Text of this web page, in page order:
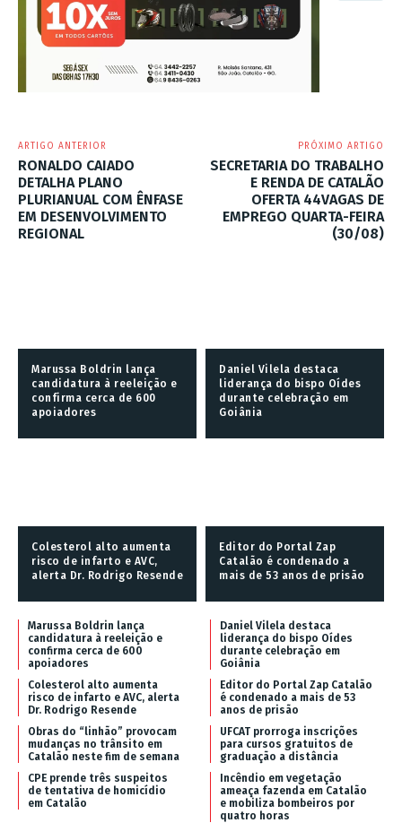
ARTIGO ANTERIOR
RONALDO CAIADO
DETALHA PLANO
PLURIANUAL COM ÊNFASE
EM DESENVOLVIMENTO
REGIONAL
PRÓXIMO ARTIGO
SECRETARIA DO TRABALHO
E RENDA DE CATALÃO
OFERTA 44VAGAS DE
EMPREGO QUARTA-FEIRA
(30/08)
Marussa Boldrin lança
candidatura à reeleição e
confirma cerca de 600
apoiadores
Daniel Vilela destaca
liderança do bispo Oídes
durante celebração em
Goiânia
Colesterol alto aumenta
risco de infarto e AVC,
alerta Dr. Rodrigo Resende
Editor do Portal Zap
Catalão é condenado a
mais de 53 anos de prisão
Marussa Boldrin lança
candidatura à reeleição e
confirma cerca de 600
apoiadores
Daniel Vilela destaca
liderança do bispo Oídes
durante celebração em
Goiânia
Colesterol alto aumenta
risco de infarto e AVC, alerta
Dr. Rodrigo Resende
Editor do Portal Zap Catalão
é condenado a mais de 53
anos de prisão
Obras do “linhão” provocam
mudanças no trânsito em
Catalão neste fim de semana
UFCAT prorroga inscrições
para cursos gratuitos de
graduação a distância
CPE prende três suspeitos
de tentativa de homicídio
em Catalão
Incêndio em vegetação
ameaça fazenda em Catalão
e mobiliza bombeiros por
quatro horas